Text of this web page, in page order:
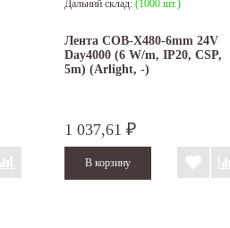
Дальний склад: (1000 шт.)
Лента COB-X480-6mm 24V
Day4000 (6 W/m, IP20, CSP,
5m) (Arlight, -)
1 037,61 ₽